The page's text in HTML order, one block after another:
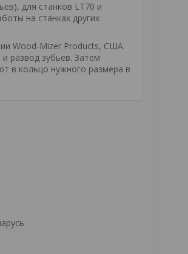
для станков LT70 и
на станках других
Wood-Mizer Products, США.
развод зубьев. Затем
в кольцо нужного размера в